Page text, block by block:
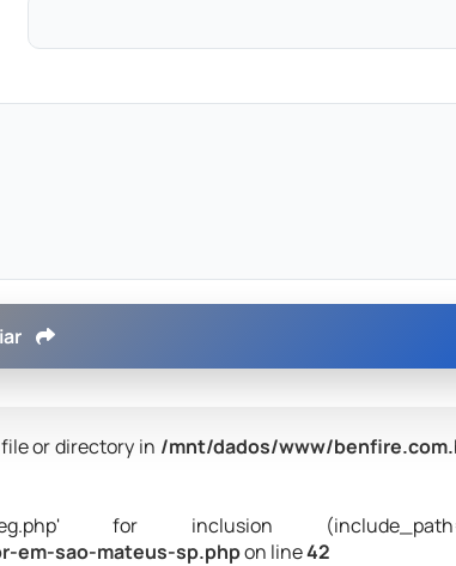
or directory in /mnt/dados/www/
for inclusion
em-sao-mateus-sp.phpon line42